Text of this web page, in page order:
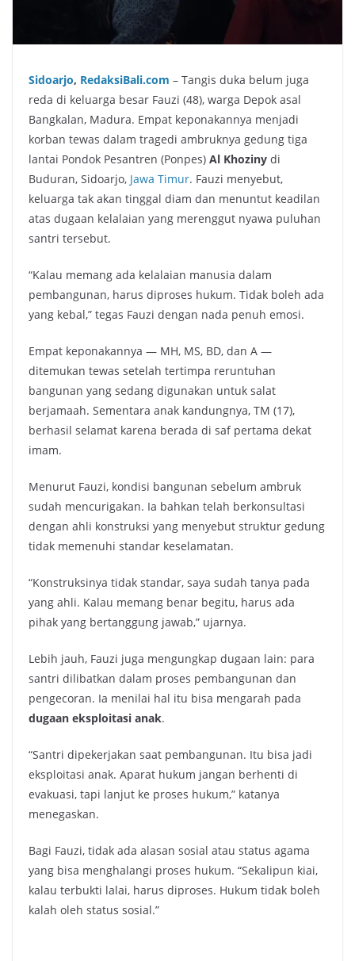
Sidoarjo, RedaksiBali.com – Tangis duka belum juga
reda di keluarga besar Fauzi (48), warga Depok asal
Bangkalan, Madura. Empat keponakannya menjadi
korban tewas dalam tragedi ambruknya gedung tiga
lantai Pondok Pesantren (Ponpes) Al Khoziny di
Buduran, Sidoarjo, Jawa Timur. Fauzi menyebut,
keluarga tak akan tinggal diam dan menuntut keadilan
atas dugaan kelalaian yang merenggut nyawa puluhan
santri tersebut.
“Kalau memang ada kelalaian manusia dalam
pembangunan, harus diproses hukum. Tidak boleh ada
yang kebal,” tegas Fauzi dengan nada penuh emosi.
Empat keponakannya — MH, MS, BD, dan A —
ditemukan tewas setelah tertimpa reruntuhan
bangunan yang sedang digunakan untuk salat
berjamaah. Sementara anak kandungnya, TM (17),
berhasil selamat karena berada di saf pertama dekat
imam.
Menurut Fauzi, kondisi bangunan sebelum ambruk
sudah mencurigakan. Ia bahkan telah berkonsultasi
dengan ahli konstruksi yang menyebut struktur gedung
tidak memenuhi standar keselamatan.
“Konstruksinya tidak standar, saya sudah tanya pada
yang ahli. Kalau memang benar begitu, harus ada
pihak yang bertanggung jawab,” ujarnya.
Lebih jauh, Fauzi juga mengungkap dugaan lain: para
santri dilibatkan dalam proses pembangunan dan
pengecoran. Ia menilai hal itu bisa mengarah pada
dugaan eksploitasi anak.
“Santri dipekerjakan saat pembangunan. Itu bisa jadi
eksploitasi anak. Aparat hukum jangan berhenti di
evakuasi, tapi lanjut ke proses hukum,” katanya
menegaskan.
Bagi Fauzi, tidak ada alasan sosial atau status agama
yang bisa menghalangi proses hukum. “Sekalipun kiai,
kalau terbukti lalai, harus diproses. Hukum tidak boleh
kalah oleh status sosial.”